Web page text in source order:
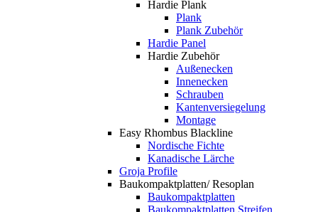
Hardie Plank
Plank
Plank Zubehör
Hardie Panel
Hardie Zubehör
Außenecken
Innenecken
Schrauben
Kantenversiegelung
Montage
Easy Rhombus Blackline
Nordische Fichte
Kanadische Lärche
Groja Profile
Baukompaktplatten/ Resoplan
Baukompaktplatten
Baukompaktplatten Streifen